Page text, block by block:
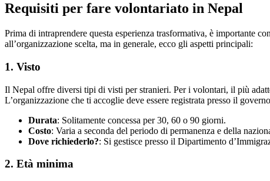
Requisiti per fare volontariato in Nepal
Prima di intraprendere questa esperienza trasformativa, è importante
all’organizzazione scelta, ma in generale, ecco gli aspetti principali:
1. Visto
Il Nepal offre diversi tipi di visti per stranieri. Per i volontari, il più
L’organizzazione che ti accoglie deve essere registrata presso il
Durata: Solitamente concessa per 30, 60 o 90 giorni.
Costo: Varia a seconda del periodo di permanenza e della
Dove richiederlo?: Si gestisce presso il Dipartimento
2. Età minima